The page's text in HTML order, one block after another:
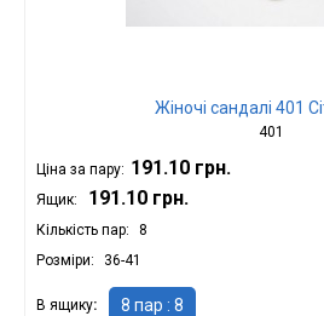
Жіночі сандалі 401
401
Ціна за пару: 191.10 грн.
Ящик: 191.10 грн.
Кількість пар
8
Розміри
36-41
В ящику 8 пар : 8